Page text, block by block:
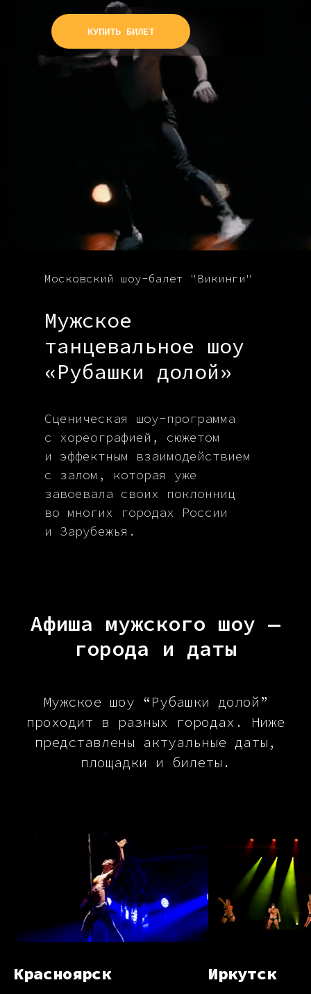
КУПИТЬ БИЛЕТ
Сценическая шоу-программа
с хореографией, сюжетом
и эффектным взаимодействием
с залом, которая уже
завоевала своих поклонниц
во многих городах России
и Зарубежья.
Мужское
танцевальное шоу
«Рубашки долой»
Московский шоу-балет "Викинги"
Афиша мужского шоу —
города и даты
Мужское шоу “Рубашки долой”
проходит в разных городах. Ниже
представлены актуальные даты,
площадки и билеты.
Красноярск Иркутск